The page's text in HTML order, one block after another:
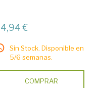
€
Sin Stock. Disponible en
5/6 semanas.
COMPRAR